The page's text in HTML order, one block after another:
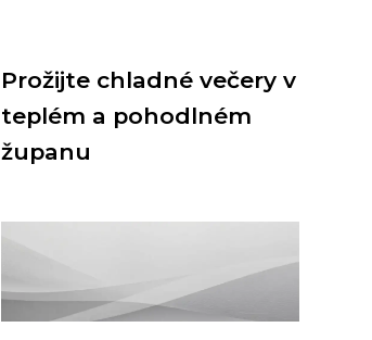
Prožijte chladné večery v
teplém a pohodlném
županu